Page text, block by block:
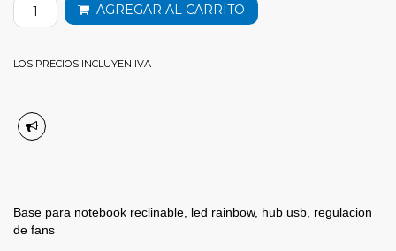
AGREGAR AL CARRITO
LOS PRECIOS INCLUYEN IVA
Base para notebook reclinable, led rainbow, hub usb, regulacion
de fans